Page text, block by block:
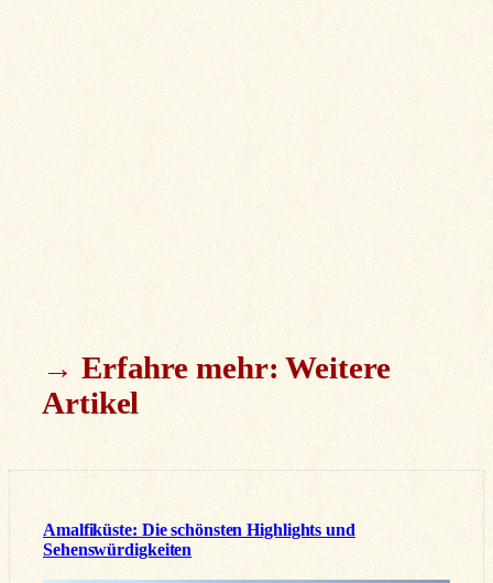
→ Erfahre mehr: Weitere
Artikel
Amalfiküste: Die schönsten Highlights und
Sehenswürdigkeiten